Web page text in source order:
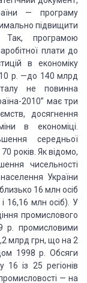
— програму
підвищити
Так, програмою
плати до
в економіку
р. —до 140 млрд
не повинна
2010” має три
досягнення
в економіці.
середньої
років. Як відомо,
чисельності
України
16 млн осіб
16,16 млн осіб). У
промислового
р. промисловими
млрд грн, що на 2
1998 р. Обсяги
із 25 регіонів
промисловості — на